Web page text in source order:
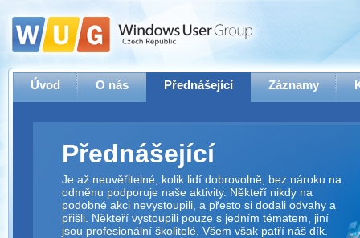
Úvod O nás Přednášející Záznamy
Přednášející
Je až neuvěřitelné, kolik lidí dobrovolně, bez nároku na
odměnu podporuje naše aktivity. Někteří nikdy na
podobné akci nevystoupili, a přesto si dodali odvahy a
přišli. Někteří vystoupili pouze s jedním tématem, jiní
jsou profesionální školitelé. Všem však patří náš dík.